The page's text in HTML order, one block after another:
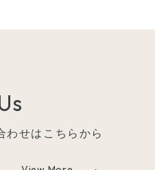
わせはこちらから